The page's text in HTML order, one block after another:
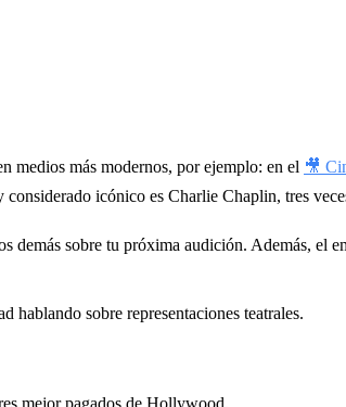
medios más modernos, por ejemplo: en el 🎥
considerado icónico es Charlie Chaplin, tres
demás sobre tu próxima audición. Además, el
sobre representaciones teatrales.